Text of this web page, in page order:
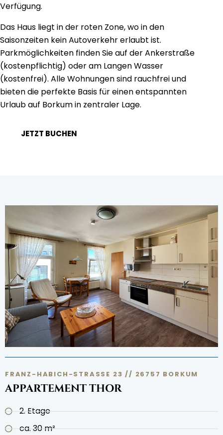
Verfügung.
Das Haus liegt in der roten Zone, wo in den
Saisonzeiten kein Autoverkehr erlaubt ist.
Parkmöglichkeiten finden Sie auf der Ankerstraße
(kostenpflichtig) oder am Langen Wasser
(kostenfrei). Alle Wohnungen sind rauchfrei und
bieten die perfekte Basis für einen entspannten
Urlaub auf Borkum in zentraler Lage.
JETZT BUCHEN
FRANZ-HABICH-STRASSE 23 // 26757 BORKUM
APPARTEMENT THOR
2. Etage
ca. 30 m²